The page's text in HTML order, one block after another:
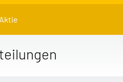
Aktie